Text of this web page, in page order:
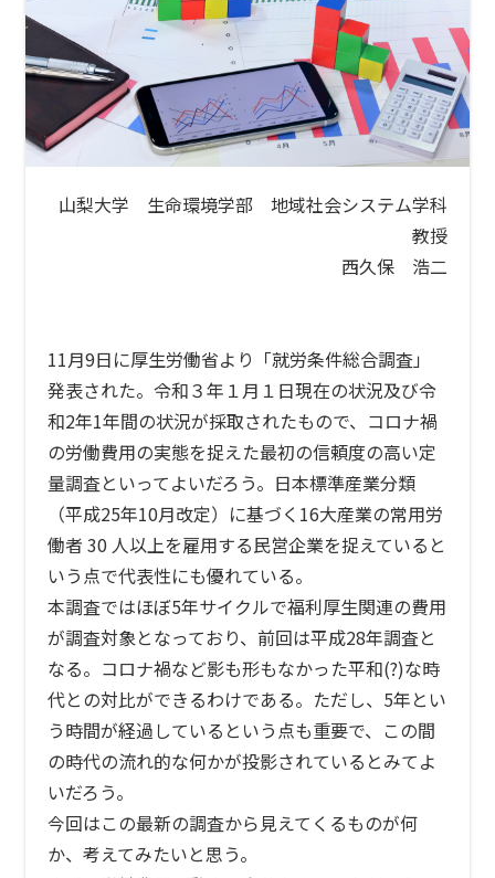
n
山梨大学 生命環境学部 地域社会システム学科
教授
西久保 浩二
11月9日に厚生労働省より「就労条件総合調査」
発表された。令和３年１月１日現在の状況及び令
和2年1年間の状況が採取されたもので、コロナ禍
の労働費用の実態を捉えた最初の信頼度の高い定
量調査といってよいだろう。日本標準産業分類
（平成25年10月改定）に基づく16大産業の常用労
働者 30 人以上を雇用する民営企業を捉えていると
いう点で代表性にも優れている。
本調査ではほぼ5年サイクルで福利厚生関連の費用
が調査対象となっており、前回は平成28年調査と
なる。コロナ禍など影も形もなかった平和(?)な時
代との対比ができるわけである。ただし、5年とい
う時間が経過しているという点も重要で、この間
の時代の流れ的な何かが投影されているとみてよ
いだろう。
今回はこの最新の調査から見えてくるものが何
か、考えてみたいと思う。